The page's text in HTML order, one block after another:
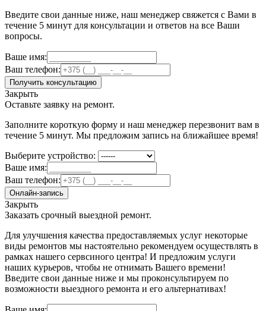
Введите свои данные ниже, наш менеджер свяжется с Вами в
течение 5 минут для консультации и ответов на все Ваши
вопросы.
Ваше имя:
Ваш телефон:
Получить консультацию
Закрыть
Оставьте заявку на ремонт.
Заполните короткую форму и наш менеджер перезвонит вам в
течение 5 минут. Мы предложим запись на ближайшее время!
Выберите устройство:
Ваше имя:
Ваш телефон:
Онлайн-запись
Закрыть
Заказать срочный выездной ремонт.
Для улучшения качества предоставляемых услуг некоторые
виды ремонтов мы настоятельно рекомендуем осуществлять в
рамках нашего сервсиного центра! И предложим услуги
наших курьеров, чтобы не отнимать Вашего времени!
Введите свои данные ниже и мы проконсультируем по
возможности выездного ремонта и его альтернативах!